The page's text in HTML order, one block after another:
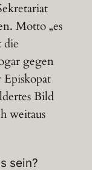
Motto „es
die
gegen
Bild
weitaus
sein?